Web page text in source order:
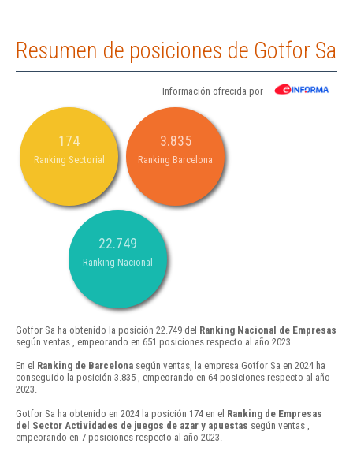
Resumen de posiciones de Gotfor Sa
Información ofrecida por
174
Ranking Sectorial
3.835
Ranking Barcelona
22.749
Ranking Nacional
Gotfor Sa ha obtenido la posición 22.749 del Ranking Nacional de Empresas
según ventas , empeorando en 651 posiciones respecto al año 2023.
En el Ranking de Barcelona según ventas, la empresa Gotfor Sa en 2024 ha
conseguido la posición 3.835 , empeorando en 64 posiciones respecto al año
2023.
Gotfor Sa ha obtenido en 2024 la posición 174 en el Ranking de Empresas
del Sector Actividades de juegos de azar y apuestas según ventas ,
empeorando en 7 posiciones respecto al año 2023.